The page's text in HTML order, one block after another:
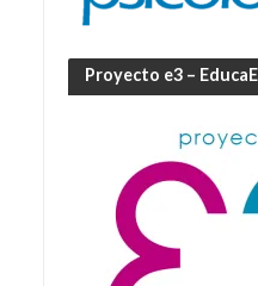
Proyecto e3 –